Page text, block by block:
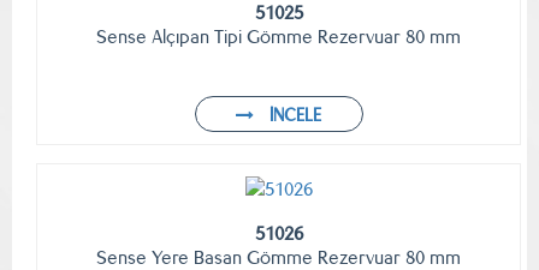
51025
Sense Alçıpan Tipi Gömme Rezervuar 80 mm
İNCELE
51026
Sense Yere Basan Gömme Rezervuar 80 mm